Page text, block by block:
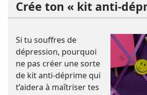
Crée ton « kit anti-
Si tu souffres de
dépression, pourquoi
ne pas créer une sorte
de kit anti-déprime qui
t’aidera à maîtriser tes